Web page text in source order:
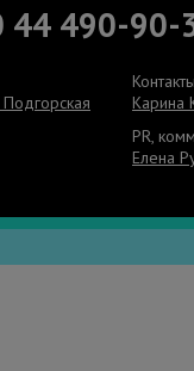
44 490-90-
Подгорская
Карина
PR,
Елена